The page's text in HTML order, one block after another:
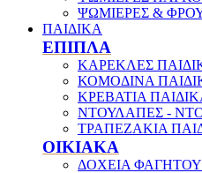
ΨΩΜΙΕΡΕΣ &
ΠΑΙΔΙΚΑ
ΕΠΙΠΛΑ
ΚΑΡΕΚΛΕΣ
ΚΟΜΟΔΙΝΑ
ΚΡΕΒΑΤΙΑ
ΝΤΟΥΛΑΠΕΣ -
ΤΡΑΠΕΖΑΚΙΑ
ΟΙΚΙΑΚΑ
ΔΟΧΕΙΑ ΦΑΓΗΤΟΥ